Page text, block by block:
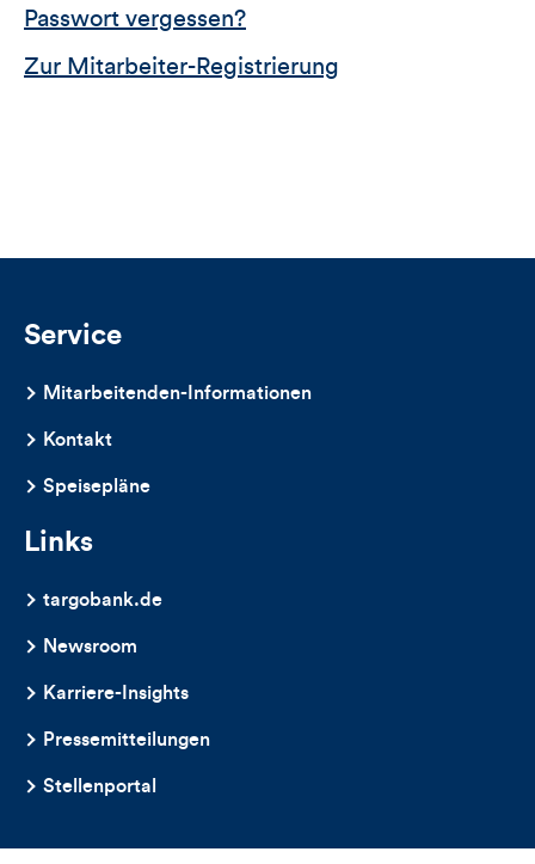
Passwort vergessen?
Zur Mitarbeiter-Registrierung
Service
Mitarbeitenden-Informationen
Kontakt
Speisepläne
Links
targobank.de
Newsroom
Karriere-Insights
Pressemitteilungen
Stellenportal